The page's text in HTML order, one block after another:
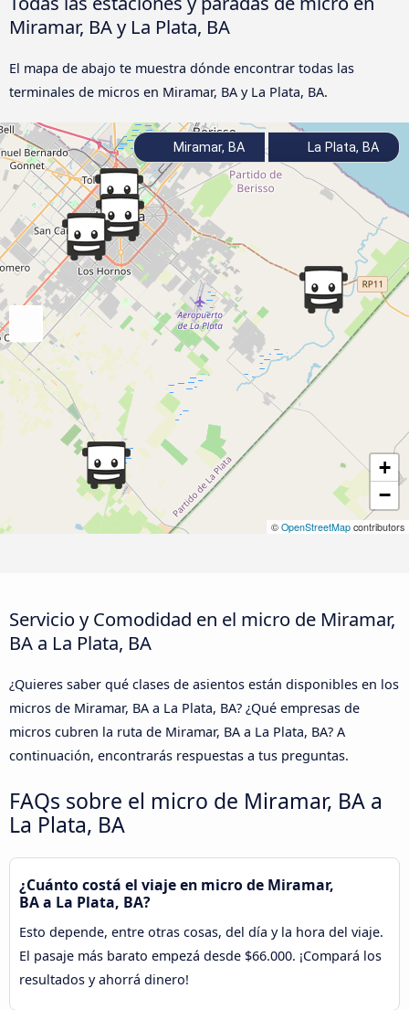
Miramar, BA y La Plata, BA
El mapa de abajo te muestra dónde encontrar todas las
terminales de micros en Miramar, BA y La Plata, BA.
+
−
© OpenStreetMap contributors
Miramar, BA La Plata, BA
Servicio y Comodidad en el micro de Miramar,
BA a La Plata, BA
¿Quieres saber qué clases de asientos están disponibles en los
micros de Miramar, BA a La Plata, BA? ¿Qué empresas de
micros cubren la ruta de Miramar, BA a La Plata, BA? A
continuación, encontrarás respuestas a tus preguntas.
FAQs sobre el micro de Miramar, BA a
La Plata, BA
¿Cuánto costá el viaje en micro de Miramar,
BA a La Plata, BA?
Esto depende, entre otras cosas, del día y la hora del viaje.
El pasaje más barato empezá desde $66.000. ¡Compará los
resultados y ahorrá dinero!